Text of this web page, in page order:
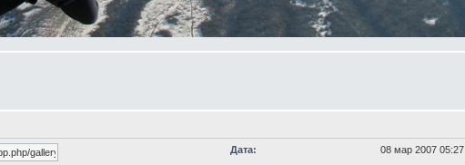
Дата: 08 мар 2007 05:27